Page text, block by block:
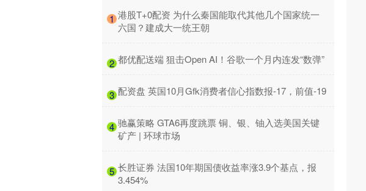
1 ​港股T+0配资 为什么秦国能取代其他几个国家统一
六国？建成大一统王朝
2 ​都优配送端 狙击Open AI！谷歌一个月内连发“数弹”
3 ​配资盘 英国10月Gfk消费者信心指数报-17，前值-19
4 ​驰赢策略 GTA6再度跳票 铜、银、铀入选美国关键
矿产 | 环球市场
5 ​长胜证券 法国10年期国债收益率涨3.9个基点，报
3.454%